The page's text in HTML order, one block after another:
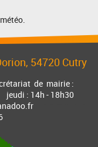
, 54720 Cutry
de mairie :
: 14h - 18h30